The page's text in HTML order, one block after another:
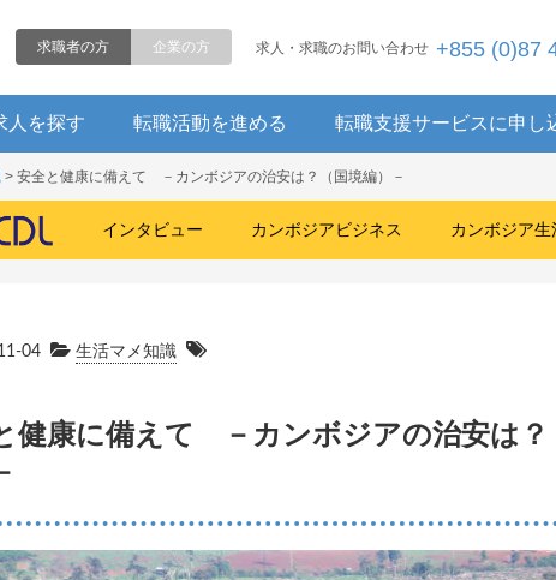
求人・求職のお問い合わせ +855 (0)87
求職者の方 企業の方
人を探す 転職活動を進める 転職支援サービスに申し
> 安全と健康に備えて －カンボジアの治安は？（国境編）－
インタビュー カンボジアビジネス カンボジア生
04 生活マメ知識
健康に備えて －カンボジアの治安は？